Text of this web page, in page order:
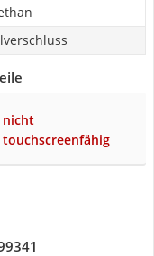
nicht
touchscreenfähig